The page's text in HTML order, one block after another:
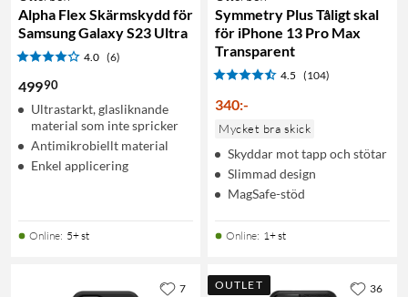
Alpha Flex Skärmskydd för
Samsung Galaxy S23 Ultra
4.0 (6)
49990
Ultrastarkt, glasliknande
material som inte spricker
Antimikrobiellt material
Enkel applicering
Online: 5+ st
Symmetry Plus Tåligt skal
för iPhone 13 Pro Max
Transparent
4.5 (104)
340:-
Mycket bra skick
Skyddar mot tapp och stötar
Slimmad design
MagSafe-stöd
Online: 1+ st
7 OUTLET 36